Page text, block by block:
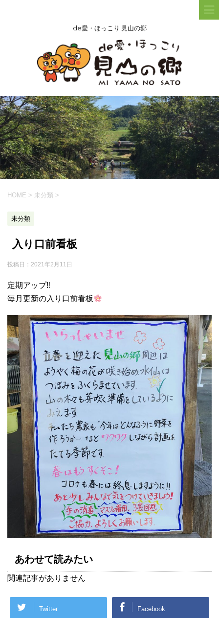
de愛・ほっこり 見山の郷
HOME > 未分類 >
未分類
入り口前看板
投稿日： 2021年2月11日
定期アップ‼︎
毎月更新の入り口前看板
あわせて読みたい
関連記事がありません
Twitter Facebook